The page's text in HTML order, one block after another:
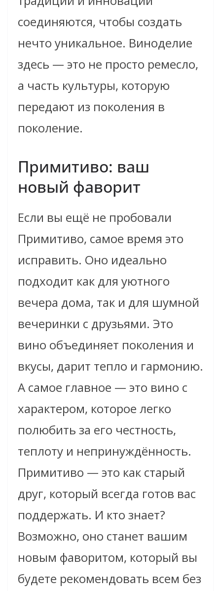
соединяются, чтобы создать
нечто уникальное. Виноделие
здесь — это не просто ремесло,
а часть культуры, которую
передают из поколения в
поколение.
Примитиво: ваш
новый фаворит
Если вы ещё не пробовали
Примитиво, самое время это
исправить. Оно идеально
подходит как для уютного
вечера дома, так и для шумной
вечеринки с друзьями. Это
вино объединяет поколения и
вкусы, дарит тепло и гармонию.
А самое главное — это вино с
характером, которое легко
полюбить за его честность,
теплоту и непринуждённость.
Примитиво — это как старый
друг, который всегда готов вас
поддержать. И кто знает?
Возможно, оно станет вашим
новым фаворитом, который вы
будете рекомендовать всем без